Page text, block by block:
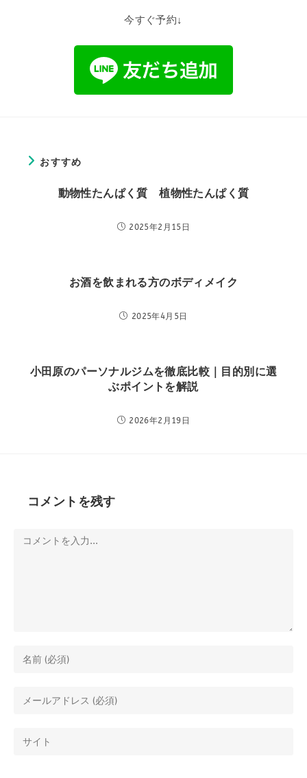
今すぐ予約↓
おすすめ
動物性たんぱく質 植物性たんぱく質
2025年2月15日
お酒を飲まれる方のボディメイク
2025年4月5日
小田原のパーソナルジムを徹底比較｜目的別に選
ぶポイントを解説
2026年2月19日
コメントを残す